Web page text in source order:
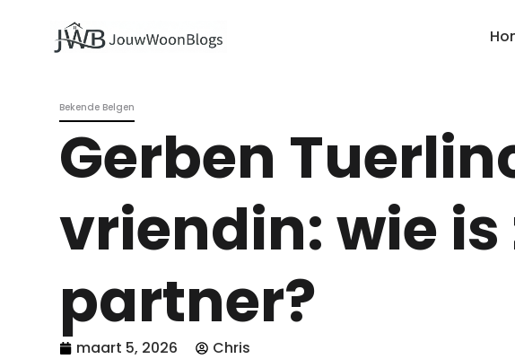
Bekende Belgen
Gerben
vriendin: wie is
partner?
maart 5, 2026
Chris